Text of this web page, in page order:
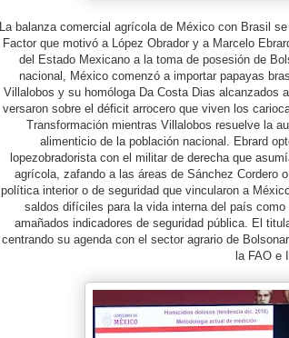
La balanza comercial agrícola de México con Brasil
Factor que motivó a López Obrador y a Marcelo
del Estado Mexicano a la toma de posesión de
nacional, México comenzó a importar papayas
Villalobos y su homóloga Da Costa Dias alcanzados
versaron sobre el déficit arrocero que viven los
Transformación mientras Villalobos resuelve la
alimenticio de la población nacional. Ebrard
lopezobradorista con el militar de derecha que
agrícola, zafando a las áreas de Sánchez Cordero
política interior o de seguridad que vincularon a
saldos difíciles para la vida interna del país
amañados indicadores de seguridad pública. El
centrando su agenda con el sector agrario de
la FAO e